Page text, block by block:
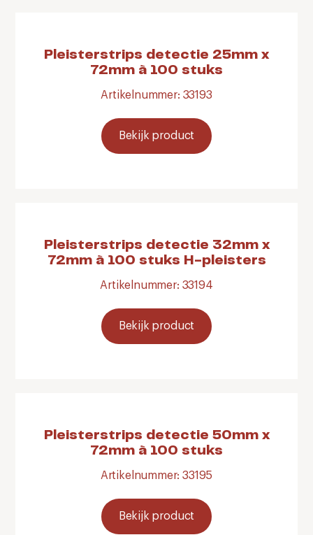
Pleisterstrips detectie 25mm x
72mm à 100 stuks
Artikelnummer: 33193
Bekijk product
Pleisterstrips detectie 32mm x
72mm à 100 stuks H-pleisters
Artikelnummer: 33194
Bekijk product
Pleisterstrips detectie 50mm x
72mm à 100 stuks
Artikelnummer: 33195
Bekijk product